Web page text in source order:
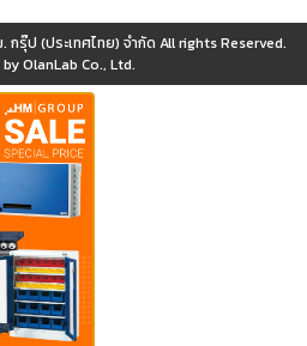
กรุ๊ป (ประเทศไทย) จำกัด All rights Reserved.
byOlanLab Co., Ltd.